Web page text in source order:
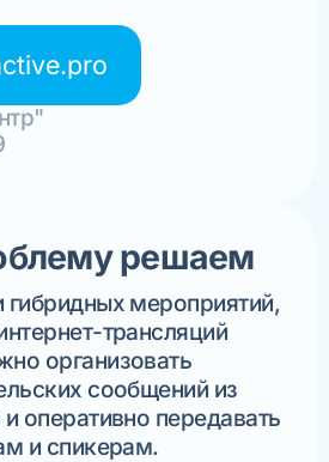
решаем
гибридных мероприятий,
трансляций
организовать
сообщений из
оперативно передавать
и спикерам.